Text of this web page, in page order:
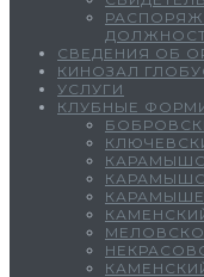
СВЕДЕНИЯ ОБ
КИНОЗАЛ
УСЛУГИ
КЛУБНЫЕ